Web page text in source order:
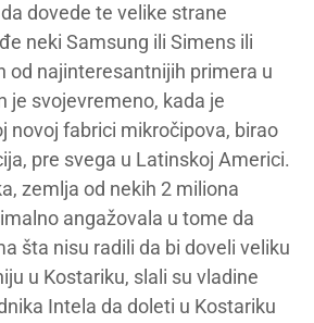
dovede te velike strane
neki Samsung ili Simens ili
od najinteresantnijih primera u
je svojevremeno, kada je
novoj fabrici mikročipova, birao
pre svega u Latinskoj Americi.
zemlja od nekih 2 miliona
angažovala u tome da
šta nisu radili da bi doveli veliku
u Kostariku, slali su vladine
Intela da doleti u Kostariku